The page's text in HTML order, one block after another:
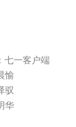
七一客户端
愉
驭
华